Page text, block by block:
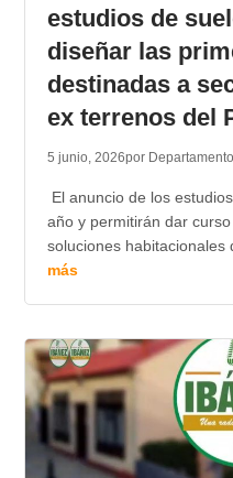
estudios de
diseñar las
destinadas a
ex terrenos del
5 junio, 2026por
El anuncio de los
año y permitirán dar
soluciones
más